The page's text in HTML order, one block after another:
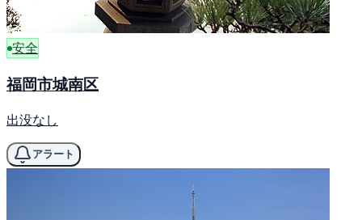
安全
福岡市城南区
出没なし
アラート